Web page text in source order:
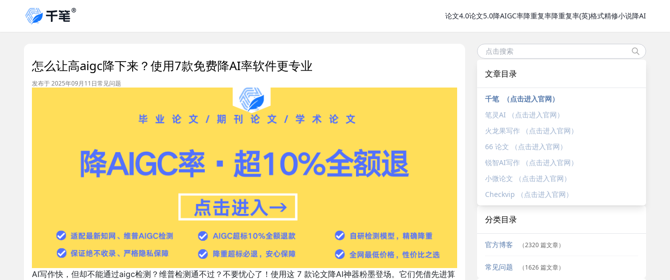
论文4.0论文5.0降AIGC率降重复率降重复率(英)格式精修小说降AI
怎么让高aigc降下来？使用7款免费降AI率软件更专业
发布于 2025年09月11日常见问题
AI写作快，但却不能通过aigc检测？维普检测通不过？不要忧心了！使用这 7 款论文降AI神器粉墨登场。它们凭借先进算
文章目录
千笔 （点击进入官网）
笔灵AI （点击进入官网）
火龙果写作 （点击进入官网）
66 论文 （点击进入官网）
锐智AI写作 （点击进入官网）
小微论文 （点击进入官网）
Checkvip （点击进入官网）
分类目录
官方博客 （2320 篇文章）
常见问题 （1626 篇文章）